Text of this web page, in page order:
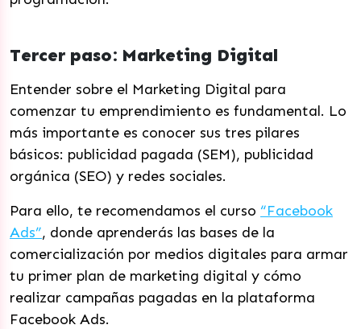
Tercer paso: Marketing Digital
Entender sobre el Marketing Digital para
comenzar tu emprendimiento es fundamental. Lo
más importante es conocer sus tres pilares
básicos: publicidad pagada (SEM), publicidad
orgánica (SEO) y redes sociales.
Para ello, te recomendamos el curso “Facebook
Ads”, donde aprenderás las bases de la
comercialización por medios digitales para armar
tu primer plan de marketing digital y cómo
realizar campañas pagadas en la plataforma
Facebook Ads.